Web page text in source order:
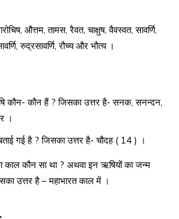
औत्तम, तामस, रैवत, चाक्षुष, वैवस्वत, सावर्णि,
रुद्रसावर्णि, रौच्य और भौत्य ।
कौन- कौन हैं ? जिसका उत्तर है- सनक, सनन्दन,
।
गई है ? जिसका उत्तर है- चौदह ( 14 ) ।
काल कौन सा था ? अथवा इन ऋषियों का जन्म
उत्तर है – महाभारत काल में ।